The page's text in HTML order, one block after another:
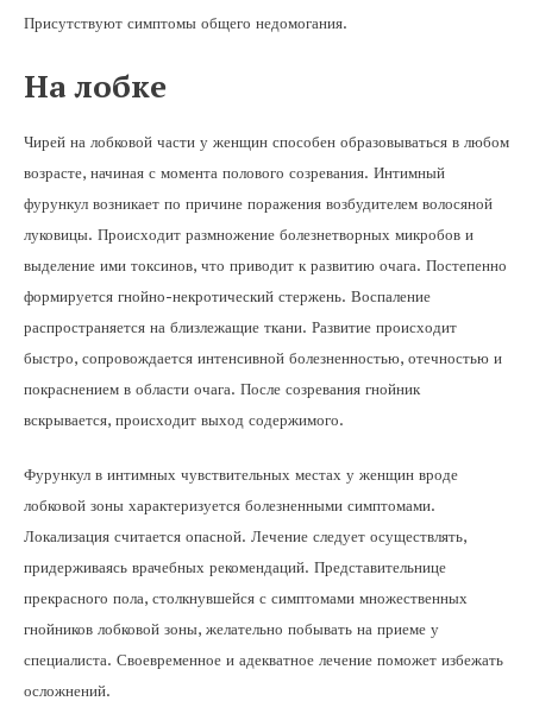
Присутствуют симптомы общего недомогания.
На лобке
Чирей на лобковой части у женщин способен образовываться в любом
возрасте, начиная с момента полового созревания. Интимный
фурункул возникает по причине поражения возбудителем волосяной
луковицы. Происходит размножение болезнетворных микробов и
выделение ими токсинов, что приводит к развитию очага. Постепенно
формируется гнойно-некротический стержень. Воспаление
распространяется на близлежащие ткани. Развитие происходит
быстро, сопровождается интенсивной болезненностью, отечностью и
покраснением в области очага. После созревания гнойник
вскрывается, происходит выход содержимого.
Фурункул в интимных чувствительных местах у женщин вроде
лобковой зоны характеризуется болезненными симптомами.
Локализация считается опасной. Лечение следует осуществлять,
придерживаясь врачебных рекомендаций. Представительнице
прекрасного пола, столкнувшейся с симптомами множественных
гнойников лобковой зоны, желательно побывать на приеме у
специалиста. Своевременное и адекватное лечение поможет избежать
осложнений.